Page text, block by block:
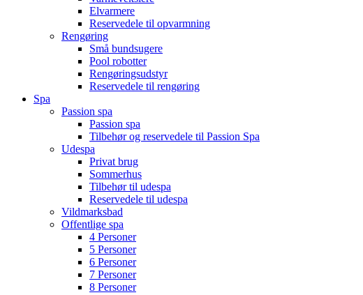
Elvarmere
Reservedele til opvarmning
Rengøring
Små bundsugere
Pool robotter
Rengøringsudstyr
Reservedele til rengøring
Spa
Passion spa
Passion spa
Tilbehør og reservedele til Passion Spa
Udespa
Privat brug
Sommerhus
Tilbehør til udespa
Reservedele til udespa
Vildmarksbad
Offentlige spa
4 Personer
5 Personer
6 Personer
7 Personer
8 Personer